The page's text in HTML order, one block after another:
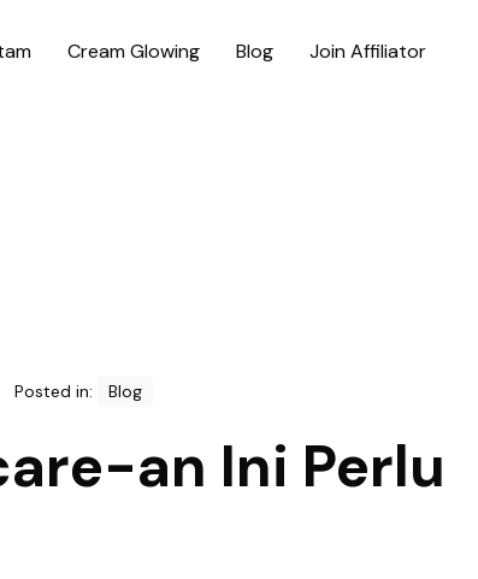
Cream Glowing Blog Join Affiliator
Posted in: Blog
an Ini Perlu